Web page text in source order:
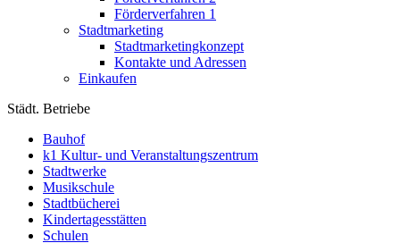
Förderverfahren 1
Stadtmarketing
Stadtmarketingkonzept
Kontakte und Adressen
Einkaufen
Städt. Betriebe
Bauhof
k1 Kultur- und Veranstaltungszentrum
Stadtwerke
Musikschule
Stadtbücherei
Kindertagesstätten
Schulen